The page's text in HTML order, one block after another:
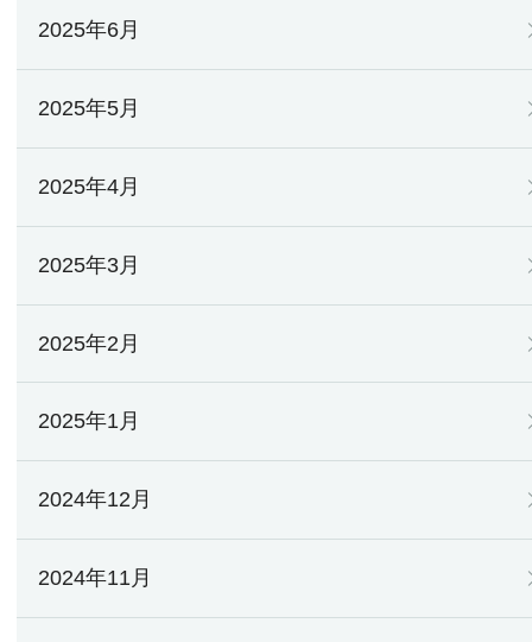
2025年6月
2025年5月
2025年4月
2025年3月
2025年2月
2025年1月
2024年12月
2024年11月